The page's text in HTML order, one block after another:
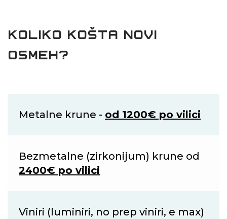
KOLIKO KOŠTA NOVI
OSMEH?
Metalne krune - od 1200€ po vilici
Bezmetalne (zirkonijum) krune od
2400€ po vilici
Viniri (luminiri, no prep viniri, e max)